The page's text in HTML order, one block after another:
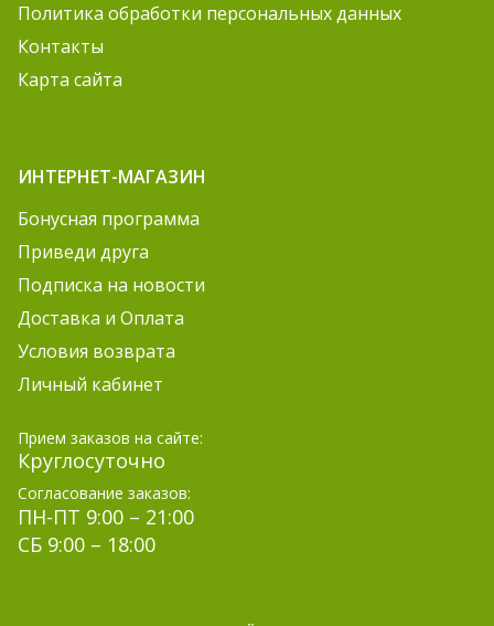
Политика обработки персональных данных
Контакты
Карта сайта
ИНТЕРНЕТ-МАГАЗИН
Бонусная программа
Приведи друга
Подписка на новости
Доставка и Оплата
Условия возврата
Личный кабинет
Прием заказов на сайте:
Круглосуточно
Согласование заказов:
ПН-ПТ 9:00 – 21:00
СБ 9:00 – 18:00